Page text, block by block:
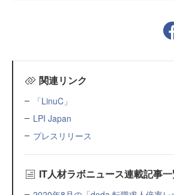
関連リンク
「LinuC」
LPI Japan
プレスリリース
IT人材ラボニュース連載記事